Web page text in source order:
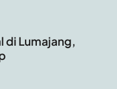
di Lumajang,